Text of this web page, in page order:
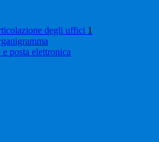
degli uffici 1
posta elettronica